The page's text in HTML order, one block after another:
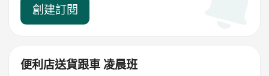
創建訂閱
便利店送貨跟車 凌晨班